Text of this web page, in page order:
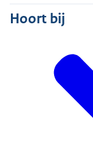
Hoort bij